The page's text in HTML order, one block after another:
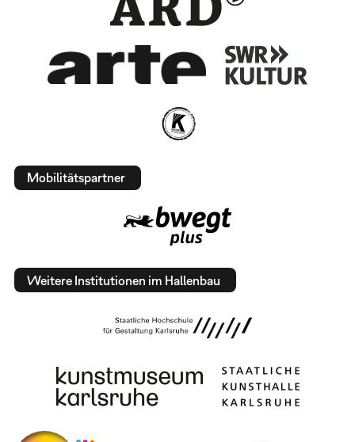
Mobilitätspartner
Weitere Institutionen im Hallenbau